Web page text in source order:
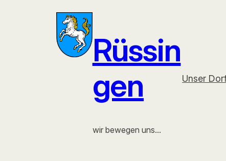
Rüssin
gen
wir bewegen uns…
Unser